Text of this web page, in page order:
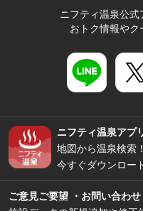
ニフティ温泉公
おトク情報やク
ニフティ温泉アプ
地図から温泉検索
今すぐダウンロー
ご意見ご要望 ・お問い合わせ